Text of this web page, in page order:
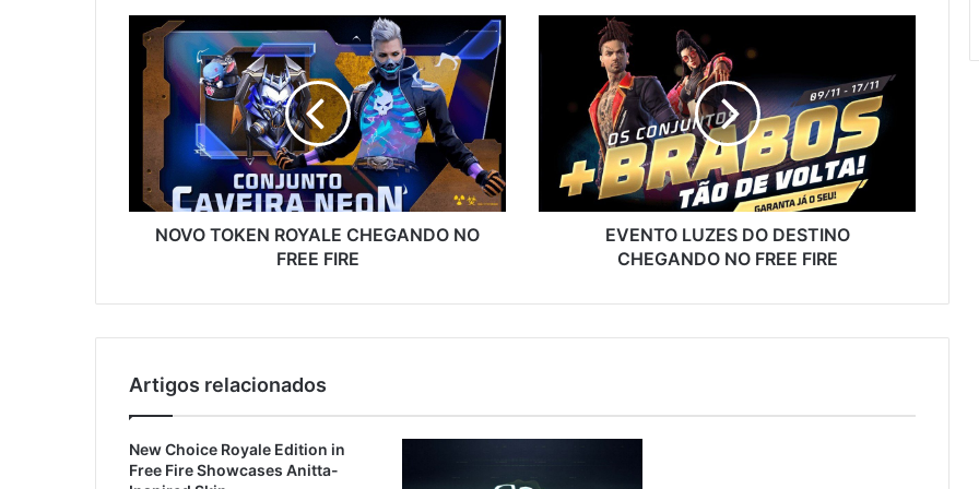
NOVO
TOKEN
ROYALE
CHEGANDO
NO
FIRE
NOVO TOKEN ROYALE CHEGANDO NO
FREE FIRE
DESTINO
CHEGANDO
FIRE
EVENTO LUZES DO DESTINO
CHEGANDO NO FREE FIRE
Artigos relacionados
New Choice Royale Edition in
Free Fire Showcases Anitta-